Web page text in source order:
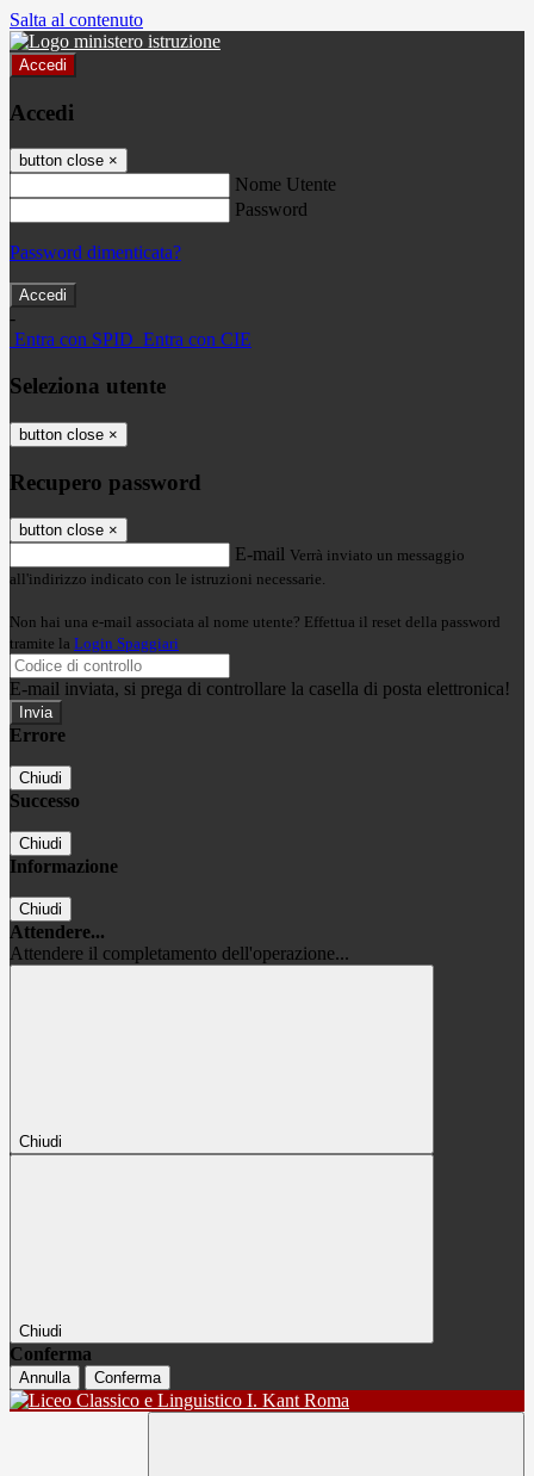
Salta al contenuto
Accedi
Accedi
button close ×
Nome Utente
Password
Password dimenticata?
-
Entra con SPID Entra con CIE
Seleziona utente
button close ×
Recupero password
button close ×
E-mail Verrà inviato un messaggio
all'indirizzo indicato con le istruzioni necessarie.
Non hai una e-mail associata al nome utente? Effettua il reset della password
tramite la Login Spaggiari
E-mail inviata, si prega di controllare la casella di posta elettronica!
Errore
Chiudi
Successo
Chiudi
Informazione
Chiudi
Attendere...
Attendere il completamento dell'operazione...
Chiudi
Chiudi
Conferma
Annulla Conferma